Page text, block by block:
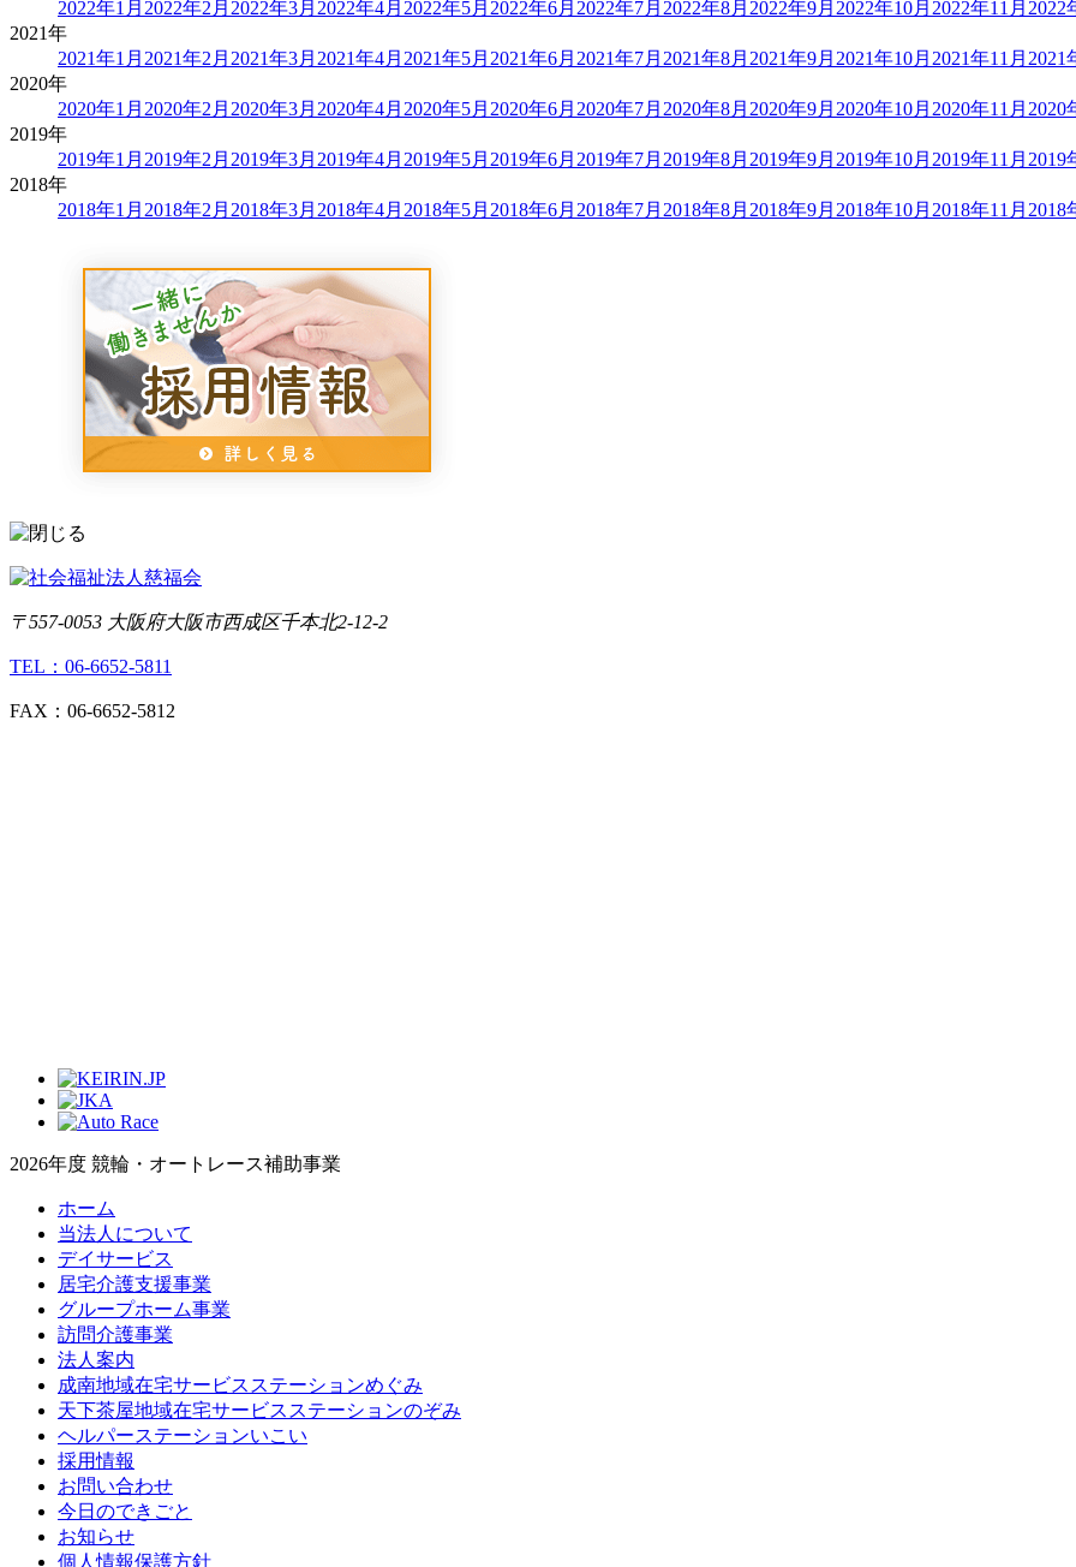
2022年1月 2022年2月 2022年3月 2022年4月 2022年5月 2022年6月 2022年7月 2022年8月 2022年9月 2022年10月 2022年11月 2022
2021年
2021年1月 2021年2月 2021年3月 2021年4月 2021年5月 2021年6月 2021年7月 2021年8月 2021年9月 2021年10月 2021年11月 2021
2020年
2020年1月 2020年2月 2020年3月 2020年4月 2020年5月 2020年6月 2020年7月 2020年8月 2020年9月 2020年10月 2020年11月 2020
2019年
2019年1月 2019年2月 2019年3月 2019年4月 2019年5月 2019年6月 2019年7月 2019年8月 2019年9月 2019年10月 2019年11月 2019
2018年
2018年1月 2018年2月 2018年3月 2018年4月 2018年5月 2018年6月 2018年7月 2018年8月 2018年9月 2018年10月 2018年11月 2018
〒557-0053 大阪府大阪市西成区千本北2-12-2
TEL：06-6652-5811
FAX：06-6652-5812
2026年度 競輪・オートレース補助事業
ホーム
当法人について
デイサービス
居宅介護支援事業
グループホーム事業
訪問介護事業
法人案内
成南地域在宅サービスステーションめぐみ
天下茶屋地域在宅サービスステーションのぞみ
ヘルパーステーションいこい
採用情報
お問い合わせ
今日のできごと
お知らせ
個人情報保護方針